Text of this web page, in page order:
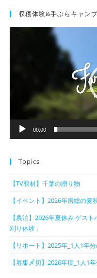
収穫体験&手ぶらキャン
00:00
Topics
【TV取材】千葉の贈り物
【イベント】2026年房総の夏
【農泊】2026年夏休み ゲス
刈り体験」
【リポート】2025年_1人1年
【募集〆切】2026年度_1人1